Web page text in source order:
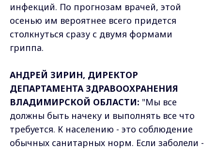
инфекций. По прогнозам врачей, этой
осенью им вероятнее всего придется
столкнуться сразу с двумя формами
гриппа.
АНДРЕЙ ЗИРИН, ДИРЕКТОР
ДЕПАРТАМЕНТА ЗДРАВООХРАНЕНИЯ
ВЛАДИМИРСКОЙ ОБЛАСТИ: "Мы все
должны быть начеку и выполнять все что
требуется. К населению - это соблюдение
обычных санитарных норм. Если заболели -